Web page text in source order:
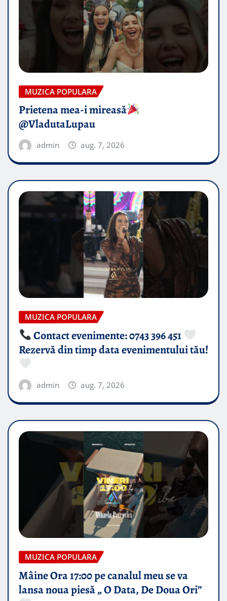
MUZICA POPULARA
Prietena mea-i mireasă​
@VladutaLupau
admin aug. 7, 2026
MUZICA POPULARA
Contact evenimente: 0743 396 451
Rezervă din timp data evenimentului tău!
admin aug. 7, 2026
MUZICA POPULARA
Mâine Ora 17:00 pe canalul meu se va
lansa noua piesă „ O Data, De Doua Ori”